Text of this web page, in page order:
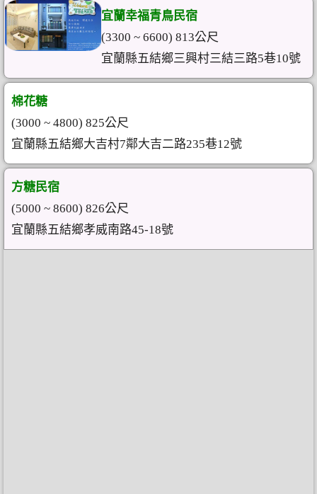
宜蘭幸福青鳥民宿
(3300 ~ 6600) 813公尺
宜蘭縣五結鄉三興村三結三路5巷10號
棉花糖
(3000 ~ 4800) 825公尺
宜蘭縣五結鄉大吉村7鄰大吉二路235巷12號
方糖民宿
(5000 ~ 8600) 826公尺
宜蘭縣五結鄉孝威南路45-18號